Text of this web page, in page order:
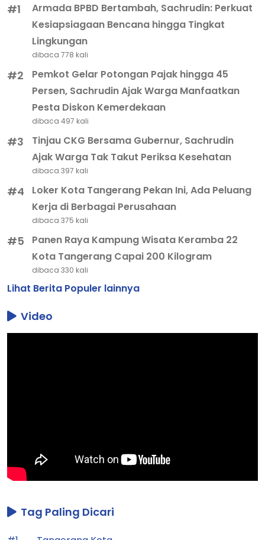
#1
Armada BPBD Bertambah, Sachrudin: Perkuat
Kesiapsiagaan Bencana hingga Tingkat
Lingkungan
dibaca 778 kali
#2
Pemkot Gelar Potongan Pajak hingga 45
Persen, Sachrudin Ajak Warga Manfaatkan
Pesta Diskon Kemerdekaan
dibaca 497 kali
#3
Tinjau CKG Bersama Gubernur, Sachrudin
Ajak Warga Tak Takut Periksa Kesehatan
dibaca 397 kali
#4
Loker Kota Tangerang Pekan Ini, Ada Peluang
Kerja di Berbagai Perusahaan
dibaca 375 kali
#5
Panen Raya Kampung Wisata Keramba 22
Kota Tangerang Capai 200 Kilogram
dibaca 330 kali
Lihat Berita Populer lainnya
Video
Tag Paling Dicari